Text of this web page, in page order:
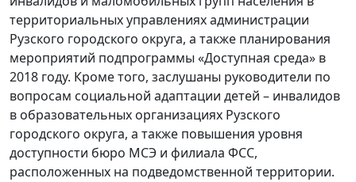
территориальных управлениях администрации
Рузского городского округа, а также планирования
мероприятий подпрограммы «Доступная среда» в
2018 году. Кроме того, заслушаны руководители по
вопросам социальной адаптации детей – инвалидов
в образовательных организациях Рузского
городского округа, а также повышения уровня
доступности бюро МСЭ и филиала ФСС,
расположенных на подведомственной территории.